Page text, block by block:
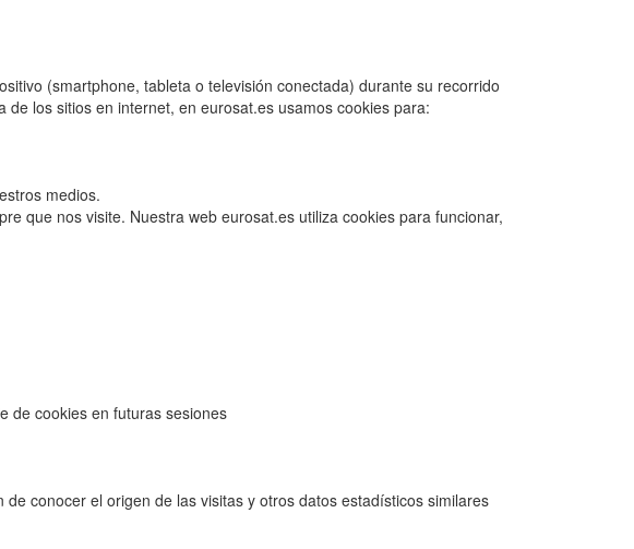
(smartphone, tableta o televisión conectada) durante su recorrido
los sitios en internet, en eurosat.es usamos cookies para:
medios.
que nos visite. Nuestra web eurosat.es utiliza cookies para funcionar,
de cookies en futuras sesiones
conocer el origen de las visitas y otros datos estadísticos similares